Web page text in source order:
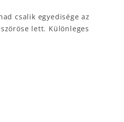
csalik egyedisége az
lett. Különleges